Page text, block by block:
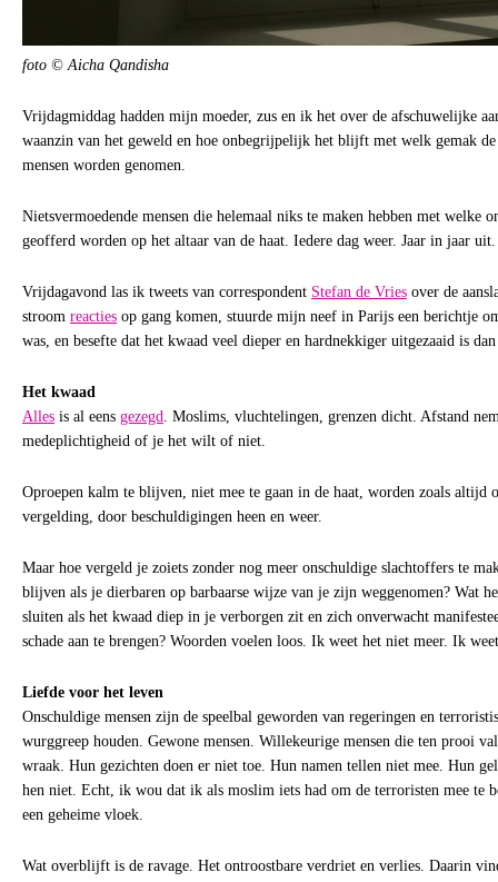
foto © Aicha Qandisha
Vrijdagmiddag hadden mijn moeder, zus en ik het over de afschuwelijke
waanzin van het geweld en hoe onbegrijpelijk het blijft met welk gemak de
mensen worden genomen.
Nietsvermoedende mensen die helemaal niks te maken hebben met welke
geofferd worden op het altaar van de haat. Iedere dag weer. Jaar in jaar uit.
Vrijdagavond las ik tweets van correspondent Stefan de Vries over de
stroom reacties op gang komen, stuurde mijn neef in Parijs een berichtje
was, en besefte dat het kwaad veel dieper en hardnekkiger uitgezaaid is
Het kwaad
Alles is al eens gezegd . Moslims, vluchtelingen, grenzen dicht. Afstand
medeplichtigheid of je het wilt of niet.
Oproepen kalm te blijven, niet mee te gaan in de haat, worden zoals altijd
vergelding, door beschuldigingen heen en weer.
Maar hoe vergeld je zoiets zonder nog meer onschuldige slachtoffers te
blijven als je dierbaren op barbaarse wijze van je zijn weggenomen? Wat
sluiten als het kwaad diep in je verborgen zit en zich onverwacht
schade aan te brengen? Woorden voelen loos. Ik weet het niet meer. Ik
Liefde voor het leven
Onschuldige mensen zijn de speelbal geworden van regeringen en
wurggreep houden. Gewone mensen. Willekeurige mensen die ten prooi
wraak. Hun gezichten doen er niet toe. Hun namen tellen niet mee. Hun
hen niet. Echt, ik wou dat ik als moslim iets had om de terroristen mee te
een geheime vloek.
Wat overblijft is de ravage. Het ontroostbare verdriet en verlies. Daarin